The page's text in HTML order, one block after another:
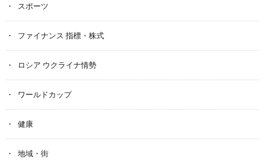
スポーツ
ファイナンス 指標・株式
ロシア ウクライナ情勢
ワールドカップ
健康
地域・街